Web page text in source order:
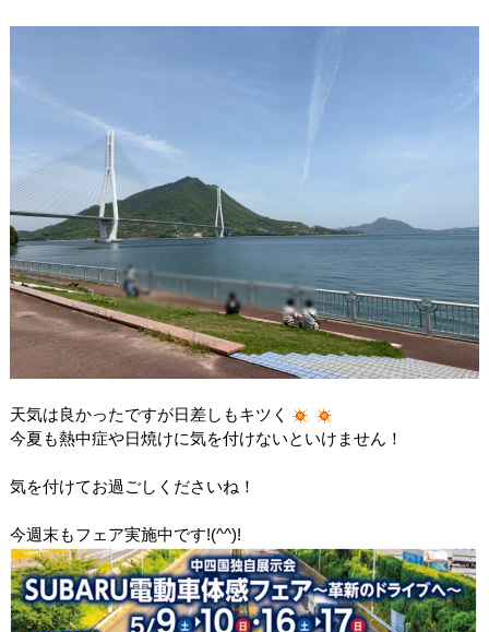
天気は良かったですが日差しもキツく
今夏も熱中症や日焼けに気を付けないといけません！
気を付けてお過ごしくださいね！
今週末もフェア実施中です!(^^)!